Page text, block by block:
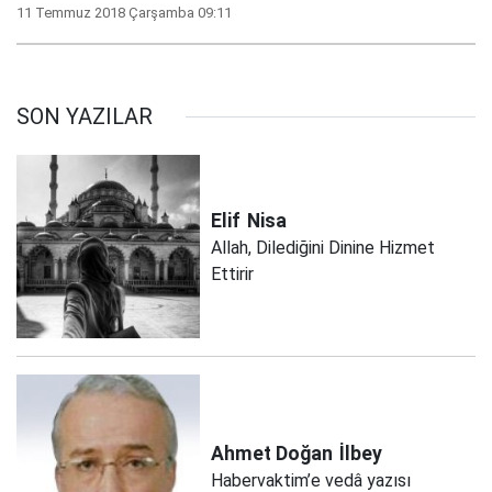
11 Temmuz 2018 Çarşamba 09:11
SON YAZILAR
Elif Nisa
Allah, Dilediğini Dinine Hizmet
Ettirir
Ahmet Doğan İlbey
Habervaktim’e vedâ yazısı